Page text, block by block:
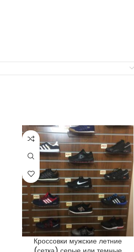
Кроссовки мужские летние